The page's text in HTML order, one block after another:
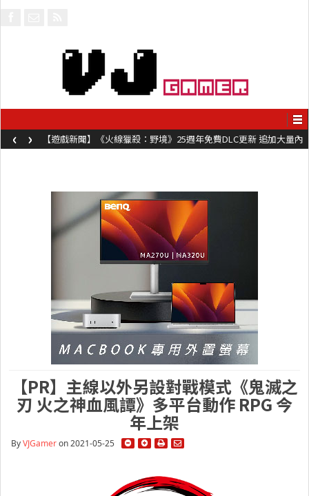
【遊戲新聞】《火線獵殺：野境》25週年免費DLC更新 追加大量內
容同時系舊作限時超平價折扣
‹ ›
【PR】主線以外另設對戰模式《鬼滅之
刃 火之神血風譚》多平台動作 RPG 今
年上架
ByVJGameron 2021-05-25